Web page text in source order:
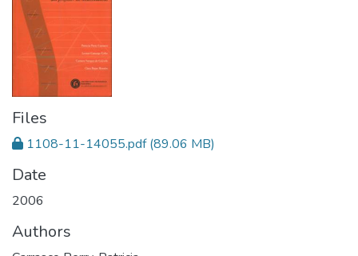
Files
1108-11-14055.pdf(89.06 MB)
Date
2006
Authors